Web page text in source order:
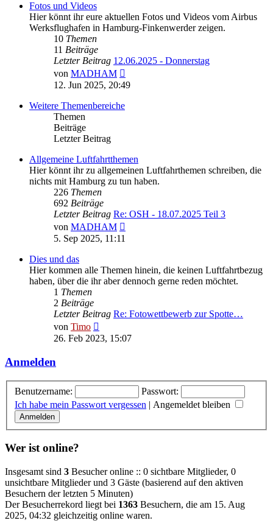
Fotos und Videos
Hier könnt ihr eure aktuellen Fotos und Videos vom Airbus
Werksflughafen in Hamburg-Finkenwerder zeigen.
10 Themen
11 Beiträge
Letzter Beitrag 12.06.2025 - Donnerstag
von MADHAM
Beitrag
12. Jun 2025, 20:49
Weitere Themenbereiche
Themen
Beiträge
Letzter Beitrag
Allgemeine Luftfahrtthemen
Hier könnt ihr zu allgemeinen Luftfahrthemen schreiben, die
nichts mit Hamburg zu tun haben.
226 Themen
692 Beiträge
Letzter Beitrag Re: OSH - 18.07.2025 Teil 3
von MADHAM
5. Sep 2025, 11:11
Dies und das
Hier kommen alle Themen hinein, die keinen Luftfahrtbezug
haben, über die ihr aber dennoch gerne reden möchtet.
1 Themen
2 Beiträge
Letzter Beitrag Re: Fotowettbewerb zur Spotte…
von Timo
Beitrag
26. Feb 2023, 15:07
Anmelden
Benutzername:
Passwort:
Ich habe mein Passwort vergessen | Angemeldet bleiben
Wer ist online?
Insgesamt sind 3 Besucher online :: 0 sichtbare Mitglieder, 0
unsichtbare Mitglieder und 3 Gäste (basierend auf den aktiven
Besuchern der letzten 5 Minuten)
Der Besucherrekord liegt bei 1363 Besuchern, die am 15. Aug
2025, 04:32 gleichzeitig online waren.